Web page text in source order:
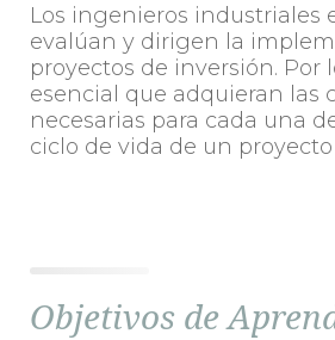
Los ingenieros industriales
evalúan y dirigen la
proyectos de inversión. Por
esencial que adquieran las
necesarias para cada una
ciclo de vida de un proyecto
Objetivos de